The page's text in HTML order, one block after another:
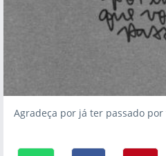
Agradeça por já ter passado